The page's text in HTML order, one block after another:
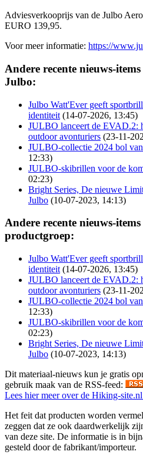
Adviesverkooprijs van de Julbo
EURO 139,95.
Voor meer informatie: https://
Andere recente nieuws-
Julbo:
Julbo Watt'Ever geeft
identiteit (14-07-2026, 13:45)
JULBO lanceert de EVAD.2:
outdoor avonturiers (23-11-
JULBO-collectie 2024 bol
12:33)
JULBO-skibrillen voor de
02:23)
Bright Series, De nieuwe
Julbo (10-07-2023, 14:13)
Andere recente nieuws-
productgroep:
Julbo Watt'Ever geeft
identiteit (14-07-2026, 13:45)
JULBO lanceert de EVAD.2:
outdoor avonturiers (23-11-
JULBO-collectie 2024 bol
12:33)
JULBO-skibrillen voor de
02:23)
Bright Series, De nieuwe
Julbo (10-07-2023, 14:13)
Dit materiaal-nieuws kun je gratis
gebruik maak van de RSS-feed:
Lees hier meer over de Hiking-
Het feit dat producten worden
zeggen dat ze ook daardwerkelijk
van deze site. De informatie is in
gesteld door de fabrikant/importeur.